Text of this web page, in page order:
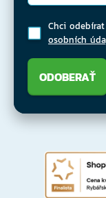
Chci
osobních
ODOBERAŤ